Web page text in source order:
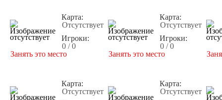
Карта:
Отсутствует
Игроки:
0 / 0
Занять это место
Карта:
Отсутствует
Игроки:
0 / 0
Занять это место
Карта:
Отсутствует
Карта:
Отсутствует